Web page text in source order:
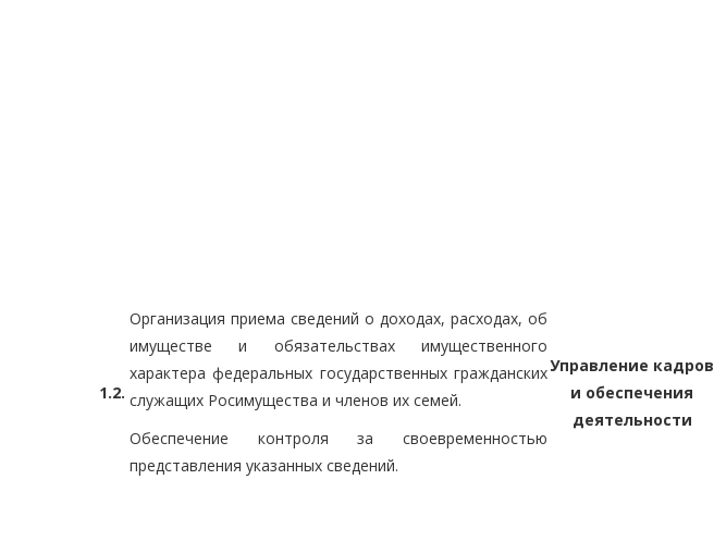
1.2.
Организация приема сведений о доходах, расходах, об
имуществе и обязательствах имущественного
характера федеральных государственных гражданских
служащих Росимущества и членов их семей.
Обеспечение контроля за своевременностью
представления указанных сведений.
Управление кадров
и обеспечения
деятельности